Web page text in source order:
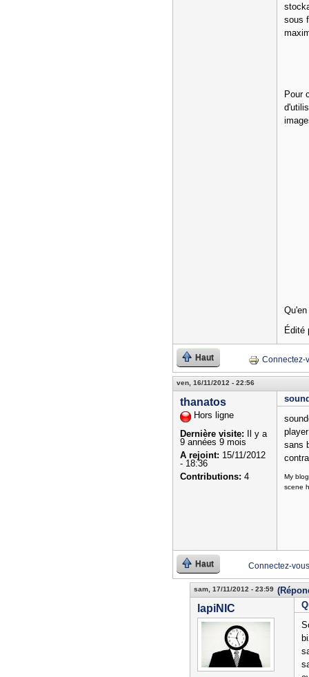
sous
Pour
Édité
Haut Connectez-
ven, 16/11/2012 - 22:56
thanatos
Hors ligne
Dernière visite: Il y a
9 années 9 mois
A rejoint: 15/11/2012
- 18:36
Contributions: 4
sans
My
scene
Haut Connectez-vous
sam, 17/11/2012 - 23:59
lapiNIC